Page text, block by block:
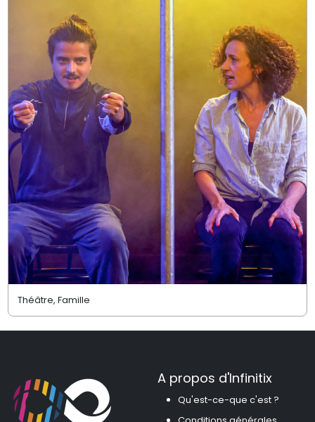
Théâtre, Famille
A propos d'Infinitix
Qu'est-ce-que c'est ?